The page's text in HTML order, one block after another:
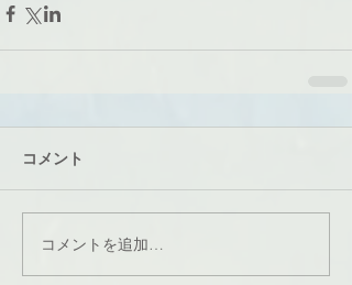
コメント
コメントを追加…